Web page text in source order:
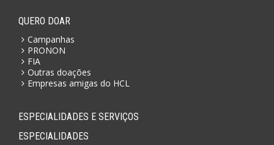
QUERO DOAR
Campanhas
PRONON
FIA
Outras doações
Empresas amigas do HCL
ESPECIALIDADES E SERVIÇOS
ESPECIALIDADES